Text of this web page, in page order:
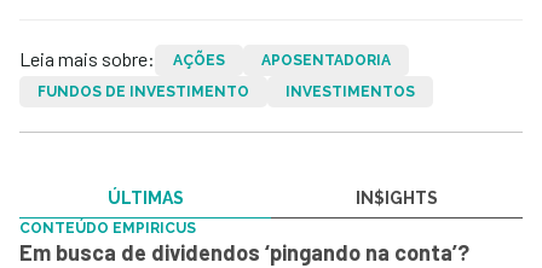
Leia mais sobre: AÇÕES
APOSENTADORIA
FUNDOS DE INVESTIMENTO
INVESTIMENTOS
ÚLTIMAS IN$IGHTS
CONTEÚDO EMPIRICUS
Em busca de dividendos ‘pingando na conta’?